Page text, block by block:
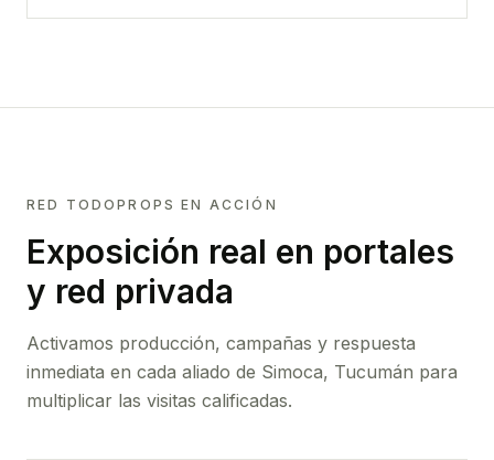
RED TODOPROPS EN ACCIÓN
Exposición real en portales
y red privada
Activamos producción, campañas y respuesta
inmediata en cada aliado de Simoca, Tucumán para
multiplicar las visitas calificadas.